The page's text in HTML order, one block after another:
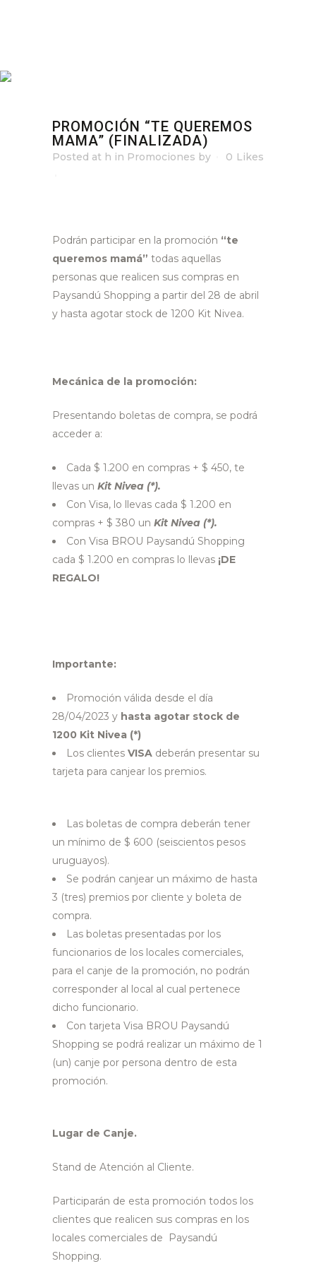
PROMOCIÓN “TE QUEREMOS
MAMA” (FINALIZADA)
Posted at h in Promociones by 0 Likes
Podrán participar en la promoción “te
queremos mamá” todas aquellas
personas que realicen sus compras en
Paysandú Shopping a partir del 28 de abril
y hasta agotar stock de 1200 Kit Nivea.
Mecánica de la promoción:
Presentando boletas de compra, se podrá
acceder a:
Cada $ 1.200 en compras + $ 450, te
llevas un Kit Nivea (*).
Con Visa, lo llevas cada $ 1.200 en
compras + $ 380 un Kit Nivea (*).
Con Visa BROU Paysandú Shopping
cada $ 1.200 en compras lo llevas ¡DE
REGALO!
Importante:
Promoción válida desde el día
28/04/2023 y hasta agotar stock de
1200 Kit Nivea (*)
Los clientes VISA deberán presentar su
tarjeta para canjear los premios.
Las boletas de compra deberán tener
un mínimo de $ 600 (seiscientos pesos
uruguayos).
Se podrán canjear un máximo de hasta
3 (tres) premios por cliente y boleta de
compra.
Las boletas presentadas por los
funcionarios de los locales comerciales,
para el canje de la promoción, no podrán
corresponder al local al cual pertenece
dicho funcionario.
Con tarjeta Visa BROU Paysandú
Shopping se podrá realizar un máximo de 1
(un) canje por persona dentro de esta
promoción.
Lugar de Canje.
Stand de Atención al Cliente.
Participarán de esta promoción todos los
clientes que realicen sus compras en los
locales comerciales de Paysandú
Shopping.